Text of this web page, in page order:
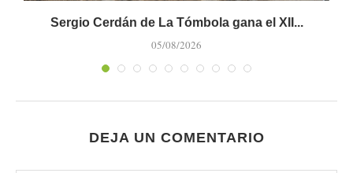
Sergio Cerdán de La Tómbola gana el XII...
05/08/2026
DEJA UN COMENTARIO